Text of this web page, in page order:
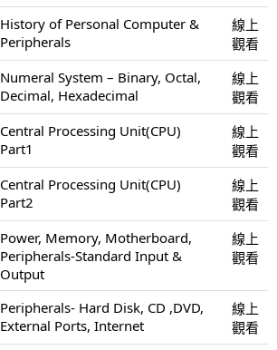
History of Personal Computer &
Peripherals
線上
觀看
Numeral System – Binary, Octal,
Decimal, Hexadecimal
線上
觀看
Central Processing Unit(CPU)
Part1
線上
觀看
Central Processing Unit(CPU)
Part2
線上
觀看
Power, Memory, Motherboard,
Peripherals-Standard Input &
Output
線上
觀看
Peripherals- Hard Disk, CD ,DVD,
External Ports, Internet
線上
觀看